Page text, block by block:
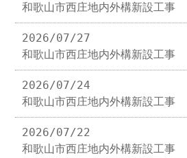
和歌山市西庄地内外構新設工事
2026/07/27
和歌山市西庄地内外構新設工事
2026/07/24
和歌山市西庄地内外構新設工事
2026/07/22
和歌山市西庄地内外構新設工事